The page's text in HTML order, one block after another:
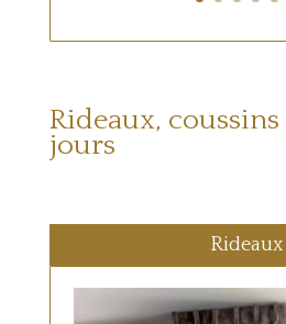
Rideaux,
jours
Rideaux